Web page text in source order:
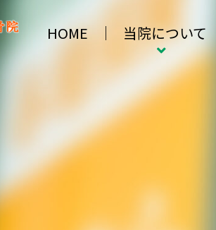
HOME 当院について